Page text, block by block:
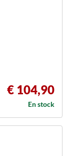
€ 104,90
En stock